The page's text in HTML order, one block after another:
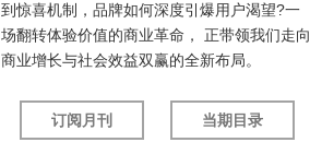
到惊喜机制，品牌如何深度引爆用户渴望?一
场翻转体验价值的商业革命， 正带领我们走向
商业增长与社会效益双赢的全新布局。
订阅月刊 当期目录